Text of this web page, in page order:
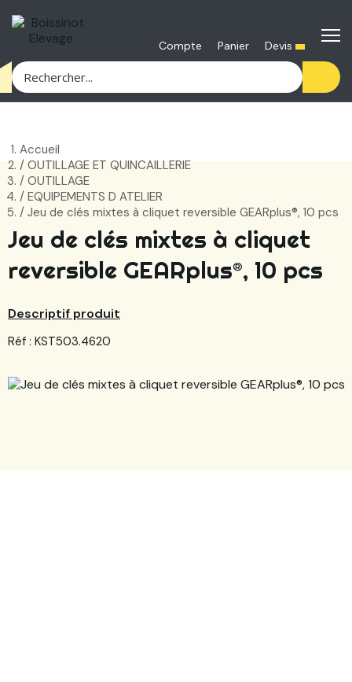
Compte Panier Devis
Accueil
OUTILLAGE ET QUINCAILLERIE
OUTILLAGE
EQUIPEMENTS D ATELIER
Jeu de clés mixtes à cliquet reversible GEARplus®, 10 pcs
Jeu de clés mixtes à cliquet
reversible GEARplus®, 10 pcs
Descriptif produit
Réf : KST503.4620